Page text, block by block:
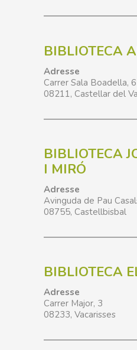
BIBLIOTECA
Adresse
Carrer Sala Boadella, 6
08211, Castellar del
BIBLIOTECA
I MIRÓ
Adresse
Avinguda de Pau
08755, Castellbisbal
BIBLIOTECA
Adresse
Carrer Major, 3
08233, Vacarisses